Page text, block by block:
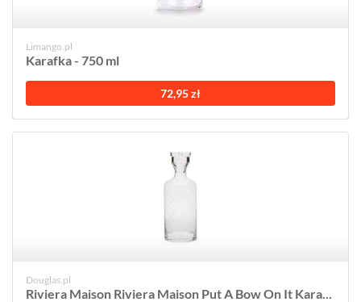
Limango.pl
Karafka - 750 ml
72,95 zł
Douglas.pl
Riviera Maison Riviera Maison Put A Bow On It Kara...